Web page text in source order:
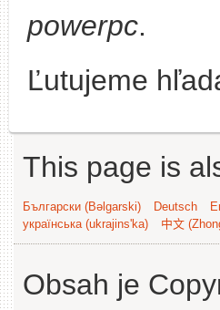
powerpc.
Ľutujeme
This page is
Български (Bəlgarski) Deutsch
українська (ukrajins'ka)
中文
Obsah je